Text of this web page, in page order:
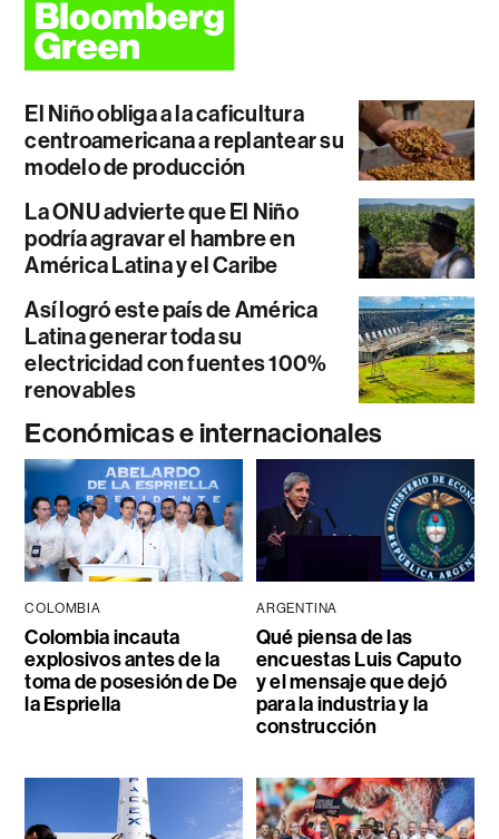
El Niño obliga a la caficultura
centroamericana a replantear su
modelo de producción
La ONU advierte que El Niño
podría agravar el hambre en
América Latina y el Caribe
Así logró este país de América
Latina generar toda su
electricidad con fuentes 100%
renovables
Económicas e internacionales
COLOMBIA
Colombia incauta
explosivos antes de la
toma de posesión de De
la Espriella
ARGENTINA
Qué piensa de las
encuestas Luis Caputo
y el mensaje que dejó
para la industria y la
construcción